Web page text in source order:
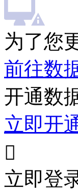
为了您
前往数
开通数
立即开

立即登